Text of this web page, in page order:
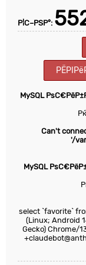
Р¦С–РЅР°:
MySQL
Can't
'/
MySQL
select `favorite`
(Linux; Android
Gecko) Chrome/